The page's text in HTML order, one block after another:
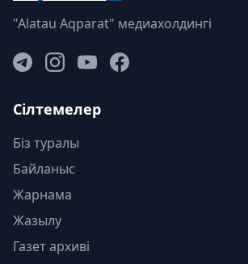
"Alatau Aqparat" медиахолдингі
Сілтемелер
Біз туралы
Байланыс
Жарнама
Жазылу
Газет архиві